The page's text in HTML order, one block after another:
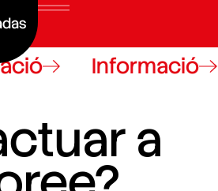
Informació
a